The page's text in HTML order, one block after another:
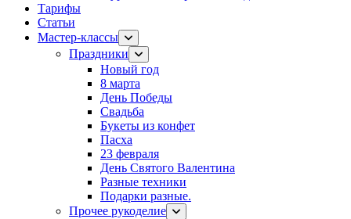
Тарифы
Статьи
Мастер-классы
Праздники
Новый год
8 марта
День Победы
Свадьба
Букеты из конфет
Пасха
23 февраля
День Святого Валентина
Разные техники
Подарки разные.
Прочее рукоделие